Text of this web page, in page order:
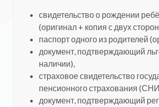
свидетельство о рождении
(оригинал + копия с двух
паспорт одного из родителей
документ, подтверждающий
наличии),
страховое свидетельство
пенсионного страхования
документ, подтверждающий